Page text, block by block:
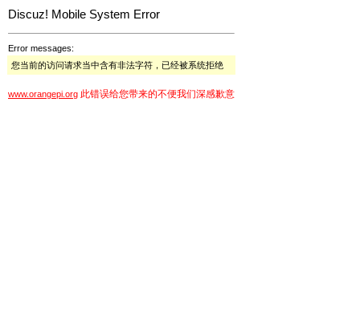
Discuz! Mobile System Error
Error messages:
您当前的访问请求当中含有非法字符，已经被系统拒绝
www.orangepi.org 此错误给您带来的不便我们深感歉意